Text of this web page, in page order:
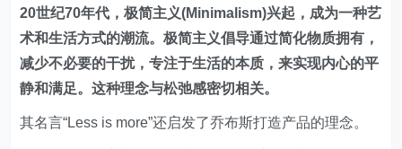
20世纪70年代，极简主义(Minimalism)兴起，成为一种艺
术和生活方式的潮流。极简主义倡导通过简化物质拥有，
减少不必要的干扰，专注于生活的本质，来实现内心的平
静和满足。这种理念与松弛感密切相关。
其名言“Less is more”还启发了乔布斯打造产品的理念。